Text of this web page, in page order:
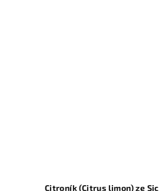
Citroník (Citrus limon) ze